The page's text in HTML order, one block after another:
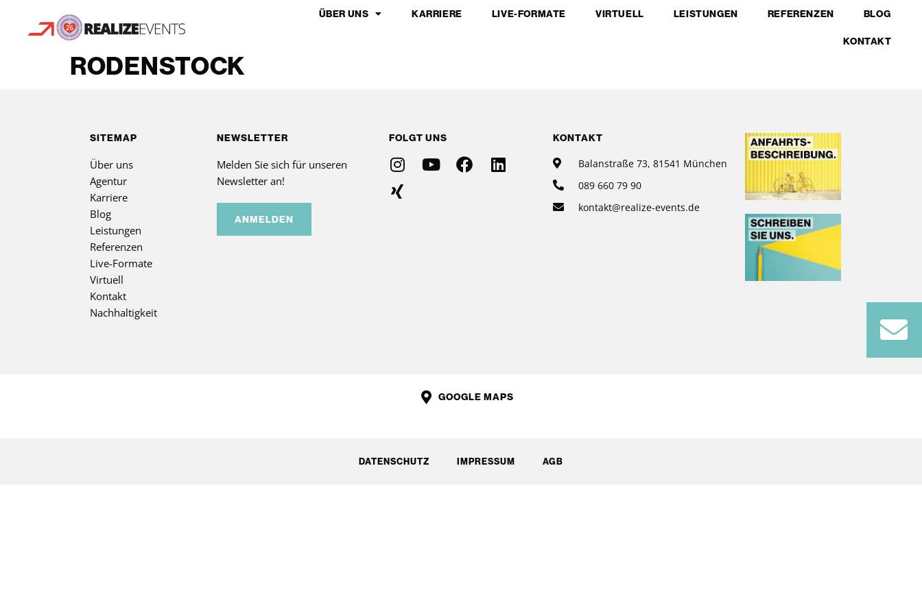
ÜBER UNS KARRIERE LIVE-FORMATE VIRTUELL LEISTUNGEN REFERENZEN BLOG
KONTAKT
RODENSTOCK
SITEMAP
Über uns
Agentur
Karriere
Blog
Leistungen
Referenzen
Live-Formate
Virtuell
Kontakt
Nachhaltigkeit
NEWSLETTER
Melden Sie sich für unseren
Newsletter an!
ANMELDEN
FOLGT UNS KONTAKT
Balanstraße 73, 81541 München
089 660 79 90
kontakt@realize-events.de
GOOGLE MAPS
DATENSCHUTZ IMPRESSUM AGB